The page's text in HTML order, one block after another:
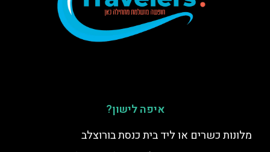
איפה לישון?
מלונות כשרים או ליד בית כנסת בורוצלב